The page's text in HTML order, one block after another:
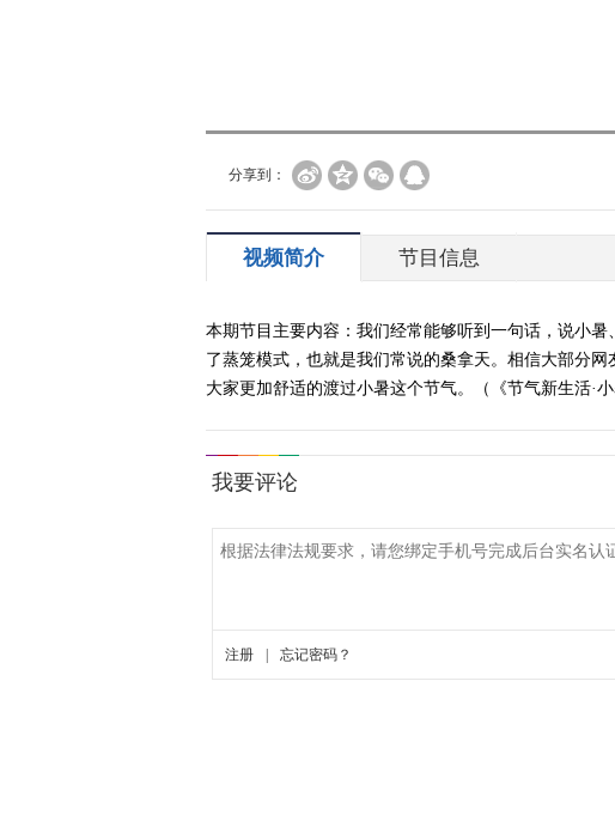
分享到：
视频简介 节目信息
本期节目主要内容：我们经常能够听到一句话，说小
了蒸笼模式，也就是我们常说的桑拿天。相信大部分
大家更加舒适的渡过小暑这个节气。（《节气新生活·小